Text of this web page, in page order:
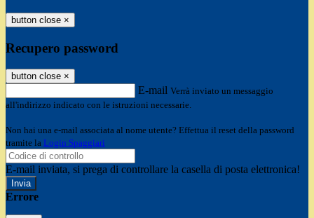
button close ×
Recupero password
button close ×
E-mail Verrà inviato un messaggio
all'indirizzo indicato con le istruzioni necessarie.
Non hai una e-mail associata al nome utente? Effettua il reset della password
tramite la Login Spaggiari
E-mail inviata, si prega di controllare la casella di posta elettronica!
Errore